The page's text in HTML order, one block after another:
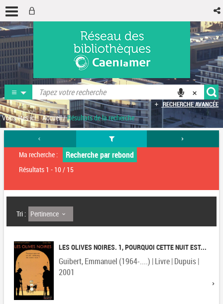
RECHERCHE AVANCÉE
Vous êtes ici : Accueil/Résultats de la recherche
Ma recherche : Recherche par rebond
Résultats 1 - 10/ 15
Tri : Pertinence
LES OLIVES NOIRES. 1, POURQUOI CETTE NUIT EST...
Guibert, Emmanuel (1964-....) | Livre | Dupuis |
2001